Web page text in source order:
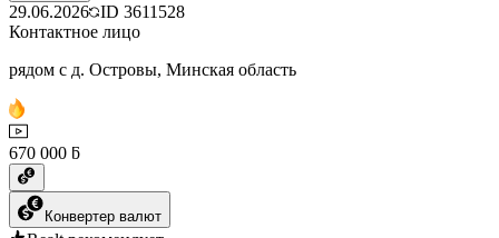
29.06.2026 ID 3611528
Контактное лицо
рядом с д. Островы, Минская область
670 000 ƃ
Конвертер валют